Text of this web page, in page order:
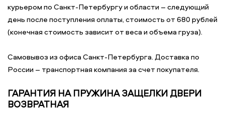
курьером по Санкт-Петербургу и области – следующий
день после поступления оплаты, стоимость от 680 рублей
(конечная стоимость зависит от веса и объема груза).
Самовывоз из офиса Санкт-Петербурга. Доставка по
России – транспортная компания за счет покупателя.
ГАРАНТИЯ НА ПРУЖИНА ЗАЩЕЛКИ ДВЕРИ
ВОЗВРАТНАЯ